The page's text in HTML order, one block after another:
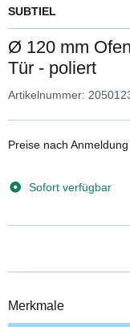
SUBTIEL
Ø 120 mm
Tür - poliert
Artikelnummer:
Preise nach
Sofort verfügbar
Merkmale